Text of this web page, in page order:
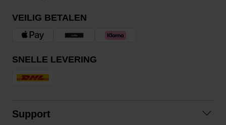
VEILIG BETALEN
SNELLE LEVERING
Support